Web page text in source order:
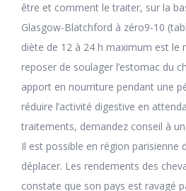
être et comment le traiter, sur la
Glasgow-Blatchford à zéro9-10
diète de 12 à 24 h maximum est le
reposer de soulager l’estomac du
apport en nourriture pendant une
réduire l’activité digestive en
traitements, demandez conseil à
Il est possible en région parisienne
déplacer. Les rendements des
constate que son pays est ravagé